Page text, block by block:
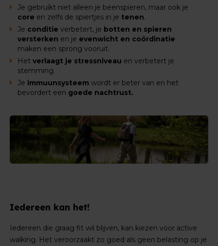
Je gebruikt niet alleen je beenspieren, maar ook je
core en zelfs de spiertjes in je tenen.
Je conditie verbetert, je botten en spieren
versterken en je evenwicht en coördinatie
maken een sprong vooruit.
Het verlaagt je stressniveau en verbetert je
stemming.
Je immuunsysteem wordt er beter van en het
bevordert een goede nachtrust.
Iedereen kan het!
Iedereen die graag fit wil blijven, kan kiezen voor active
walking. Het veroorzaakt zo goed als geen belasting op je